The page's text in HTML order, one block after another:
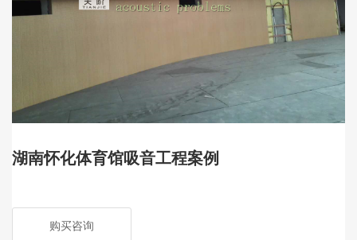
湖南怀化体育馆吸音工程案例
购买咨询